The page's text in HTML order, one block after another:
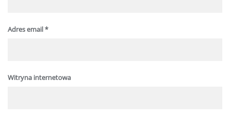
Adres email*
Witryna internetowa